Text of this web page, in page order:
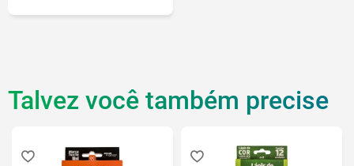
Talvez você também precise